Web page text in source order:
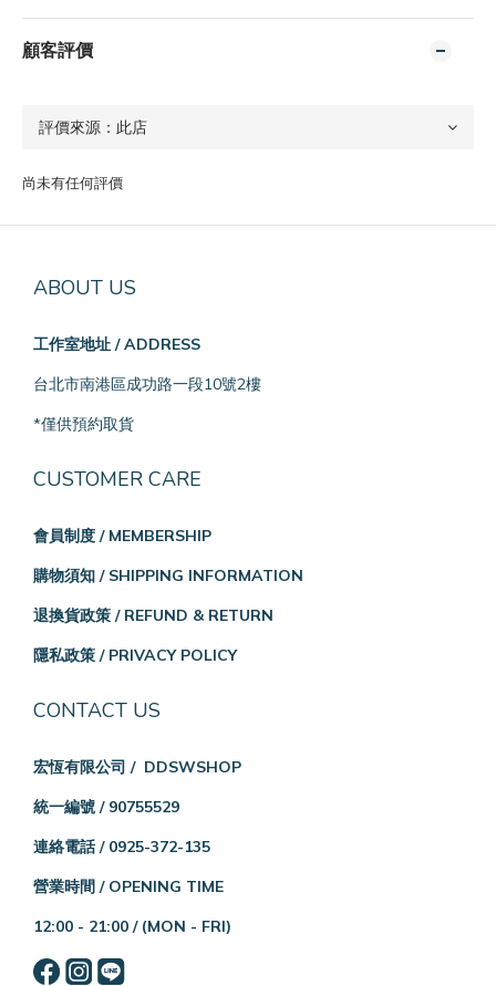
顧客評價
尚未有任何評價
ABOUT US
工作室地址 / ADDRESS
台北市南港區成功路一段10號2樓
*僅供預約取貨
CUSTOMER CARE
會員制度 / MEMBERSHIP
購物須知 / SHIPPING INFORMATION
退換貨政策 / REFUND & RETURN
隱私政策 / PRIVACY POLICY
CONTACT US
宏恆有限公司 / DDSWSHOP
統一編號 / 90755529
連絡電話 / 0925-372-135
營業時間 / OPENING TIME
12:00 - 21:00 / (MON - FRI)